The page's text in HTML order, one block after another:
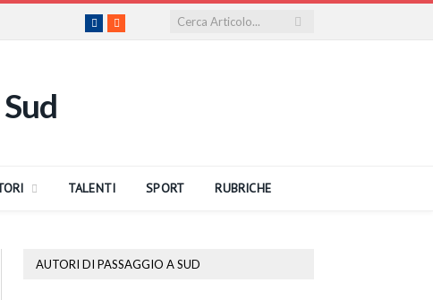
Facebook
RSS
TALENTI SPORT RUBRICHE
AUTORI DI PASSAGGIO A SUD